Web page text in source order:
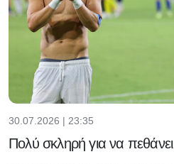
30.07.2026 | 23:35
Πολύ σκληρή για να πεθάνει